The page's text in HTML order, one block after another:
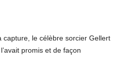
capture, le célèbre sorcier Gellert
promis et de façon